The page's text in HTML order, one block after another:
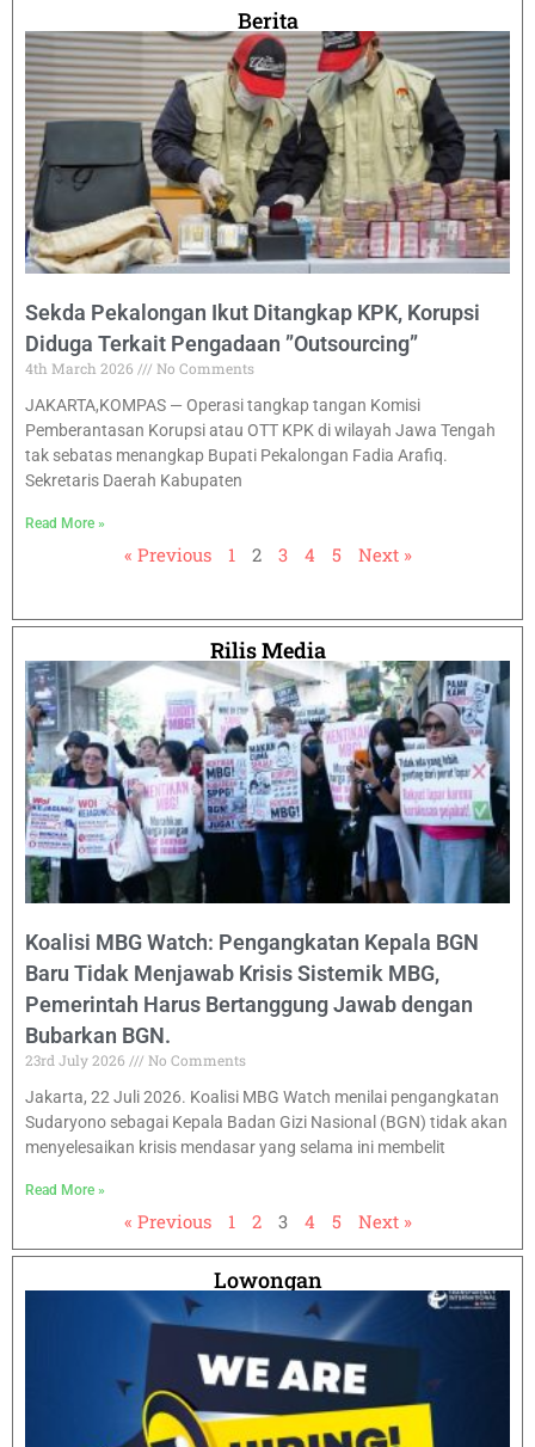
Berita
Sekda Pekalongan Ikut Ditangkap KPK, Korupsi
Diduga Terkait Pengadaan ”Outsourcing”
4th March 2026
No Comments
JAKARTA,KOMPAS — Operasi tangkap tangan Komisi
Pemberantasan Korupsi atau OTT KPK di wilayah Jawa Tengah
tak sebatas menangkap Bupati Pekalongan Fadia Arafiq.
Sekretaris Daerah Kabupaten
Read More »
« Previous 1 2 3 4 5 Next »
Rilis Media
Koalisi MBG Watch: Pengangkatan Kepala BGN
Baru Tidak Menjawab Krisis Sistemik MBG,
Pemerintah Harus Bertanggung Jawab dengan
Bubarkan BGN.
23rd July 2026
No Comments
Jakarta, 22 Juli 2026. Koalisi MBG Watch menilai pengangkatan
Sudaryono sebagai Kepala Badan Gizi Nasional (BGN) tidak akan
menyelesaikan krisis mendasar yang selama ini membelit
Read More »
« Previous 1 2 3 4 5 Next »
Lowongan